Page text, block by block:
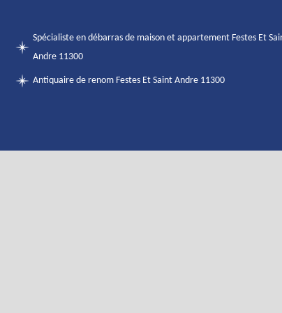
Spécialiste en débarras de maison et appartement Festes Et
Andre 11300
Antiquaire de renom Festes Et Saint Andre 11300